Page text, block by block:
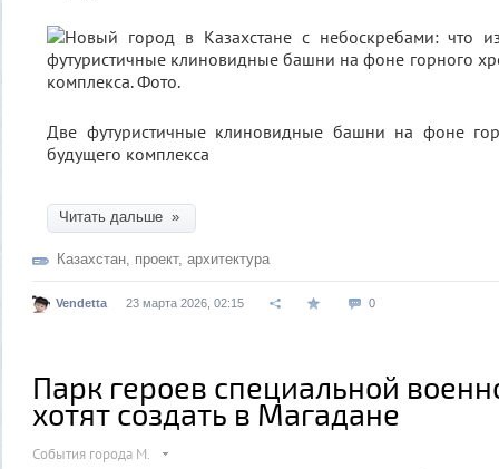
Две футуристичные клиновидные башни на фоне
будущего комплекса
Читать дальше »
Казахстан, проект, архитектура
Vendetta 23 марта 2026, 02:15 0
Парк героев специальной
хотят создать в Магадане
События города М.